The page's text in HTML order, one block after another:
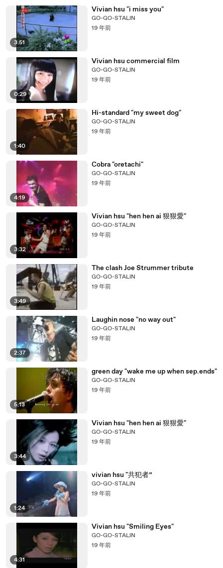
3:51
Vivian hsu "i miss you"
GO-GO-STALIN
19 年前
0:29
Vivian hsu commercial film
GO-GO-STALIN
19 年前
1:40
Hi-standard "my sweet dog"
GO-GO-STALIN
19 年前
4:19
Cobra "oretachi"
GO-GO-STALIN
19 年前
3:32
Vivian hsu "hen hen ai 狠狠愛"
GO-GO-STALIN
19 年前
3:49
The clash Joe Strummer tribute
GO-GO-STALIN
19 年前
2:37
Laughin nose "no way out"
GO-GO-STALIN
19 年前
5:13
green day "wake me up when sep.ends"
GO-GO-STALIN
19 年前
3:44
Vivian hsu "hen hen ai 狠狠愛"
GO-GO-STALIN
19 年前
1:24
vivian hsu "共犯者”
GO-GO-STALIN
19 年前
4:31
Vivian hsu "Smiling Eyes"
GO-GO-STALIN
19 年前